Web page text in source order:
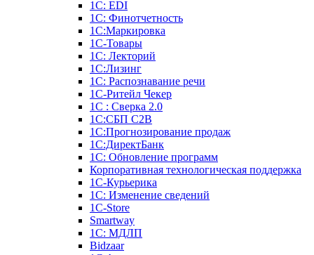
1С: EDI
1С: Финотчетность
1С:Маркировка
1С-Товары
1С: Лекторий
1С:Лизинг
1С: Распознавание речи
1C-Ритейл Чекер
1С : Сверка 2.0
1С:СБП C2B
1С:Прогнозирование продаж
1С:ДиректБанк
1С: Обновление программ
Корпоративная технологическая поддержка
1С-Курьерика
1С: Изменение сведений
1C-Store
Smartway
1С: МДЛП
Bidzaar